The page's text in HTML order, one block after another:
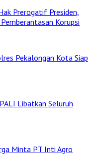
Prerogatif Presiden,
Korupsi
Pekalongan Kota Siap
Libatkan Seluruh
Minta PT Inti Agro